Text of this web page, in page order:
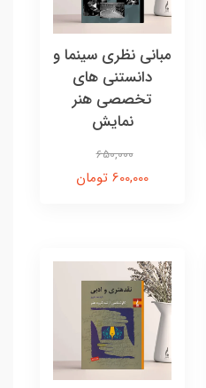
مبانی نظری سینما و
دانستنی های
تخصصی هنر
نمایش
650,000
600,000 تومان